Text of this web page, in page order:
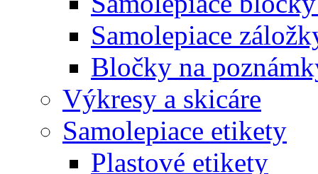
Samolepiace
Bločky na
Výkresy a skicáre
Samolepiace etikety
Plastové etikety